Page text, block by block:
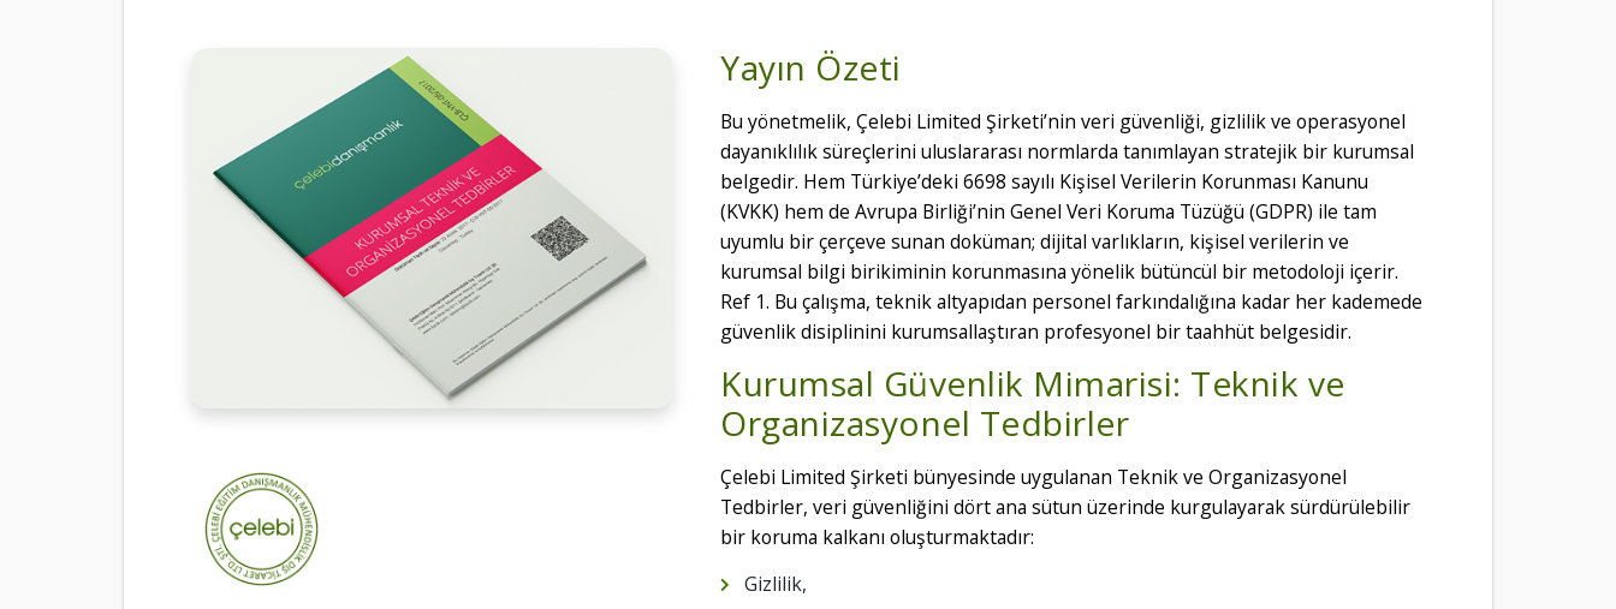
Yayın Özeti
Bu yönetmelik, Çelebi Limited Şirketi’nin veri güvenliği, gizlilik ve operasyonel
dayanıklılık süreçlerini uluslararası normlarda tanımlayan stratejik bir kurumsal
belgedir. Hem Türkiye’deki 6698 sayılı Kişisel Verilerin Korunması Kanunu
(KVKK) hem de Avrupa Birliği’nin Genel Veri Koruma Tüzüğü (GDPR) ile tam
uyumlu bir çerçeve sunan doküman; dijital varlıkların, kişisel verilerin ve
kurumsal bilgi birikiminin korunmasına yönelik bütüncül bir metodoloji içerir.
Ref 1. Bu çalışma, teknik altyapıdan personel farkındalığına kadar her kademede
güvenlik disiplinini kurumsallaştıran profesyonel bir taahhüt belgesidir.
Kurumsal Güvenlik Mimarisi: Teknik ve
Organizasyonel Tedbirler
Çelebi Limited Şirketi bünyesinde uygulanan Teknik ve Organizasyonel
Tedbirler, veri güvenliğini dört ana sütun üzerinde kurgulayarak sürdürülebilir
bir koruma kalkanı oluşturmaktadır:
Gizlilik,